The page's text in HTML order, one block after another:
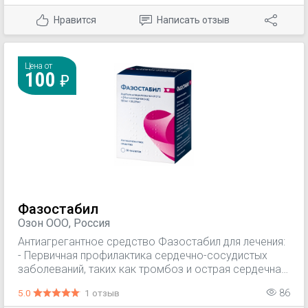
тромбоэмболии после хирургического
вмешательства на сосудах (например,
аортокоронарное шунтирование, чрескожная
Нравится Написать отзыв
Цена от
100
Фазостабил
Озон ООО, Россия
Антиагрегантное средство Фазостабил для лечения:
- Первичная профилактика сердечно-сосудистых
заболеваний, таких как тромбоз и острая сердечная
(например, сахарный диабет, гиперлипидемия,
5.0 1 отзыв 86